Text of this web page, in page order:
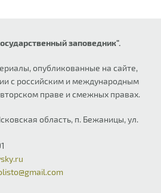
заповедник".
опубликованные на сайте,
с российским и международным
праве и смежных правах.
область, п. Бежаницы, ул.